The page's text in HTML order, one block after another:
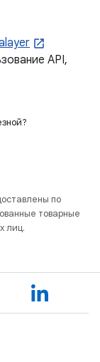
API,
по
товарные
лиц.